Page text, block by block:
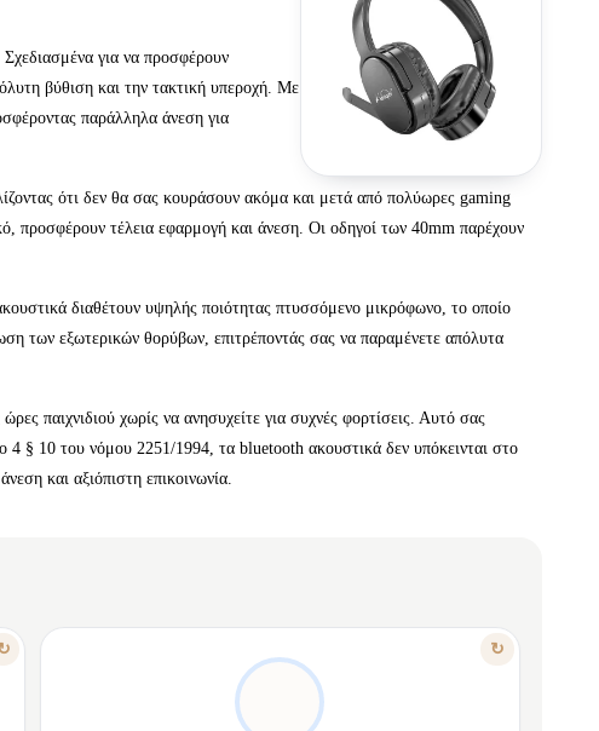
για να προσφέρουν
βύθιση και την τακτική υπεροχή. Με
παράλληλα άνεση για
ότι δεν θα σας κουράσουν ακόμα και μετά από πολύωρες gaming
προσφέρουν τέλεια εφαρμογή και άνεση. Οι οδηγοί των 40mm παρέχουν
διαθέτουν υψηλής ποιότητας πτυσσόμενο μικρόφωνο, το οποίο
των εξωτερικών θορύβων, επιτρέποντάς σας να παραμένετε απόλυτα
παιχνιδιού χωρίς να ανησυχείτε για συχνές φορτίσεις. Αυτό σας
4 § 10 του νόμου 2251/1994, τα bluetooth ακουστικά δεν υπόκεινται στο
και αξιόπιστη επικοινωνία.
↻
ΞΈΓΝΟΙΑΣΤΟ ΠΑΙΧΝΊΔΙ, ΜΈΓΙΣΤΗ ΑΥΤΟΝΟΜΊΑ
Αυτονομία μπαταρίας άνω των 10 ωρών.